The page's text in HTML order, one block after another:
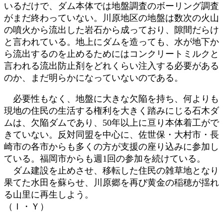
いるだけで、ダム本体では地盤調査のボーリング調査
がまだ終わっていない。川原地区の地盤は数次の火山
の噴火から流出した岩石から成っており、隙間だらけ
と言われている。地上にダムを造っても、水が地下か
ら流出するのを止めるためにはコンクリートミルクと
言われる流出防止剤をどれくらい注入する必要がある
のか、まだ明らかになっていないのである。
必要性もなく、地盤に大きな欠陥を持ち、何よりも
現地の住民の生活する権利を大きく踏みにじる石木ダ
ムは、欠陥ダムであり、50年以上に亘り本体着工がで
きていない。反対同盟を中心に、佐世保・大村市・長
崎市の各市からも多くの方が支援の座り込みに参加し
ている。福岡市からも週1回の参加を続けている。
ダム建設を止めさせ、移転した住民の雑草地となり
果てた水田を蘇らせ、川原郷を再び黄金の稲穂が揺れ
る山里に再生しよう。
（Ｉ・Ｙ）